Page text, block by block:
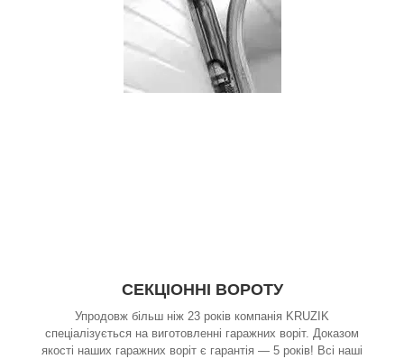
СЕКЦІОННІ ВОРОТУ
Упродовж більш ніж 23 років компанія KRUZIK
спеціалізується на виготовленні гаражних воріт. Доказом
якості наших гаражних воріт є гарантія — 5 років! Всі наші